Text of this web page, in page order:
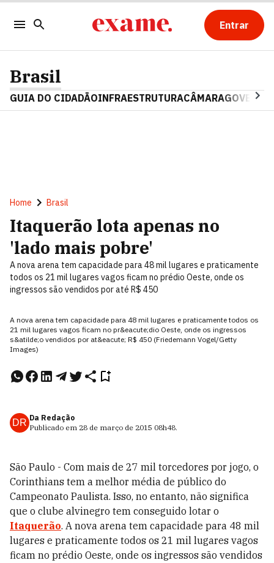
Entrar
Brasil
GUIA DO CIDADÃOINFRAESTRUTURACÂMARAGOVERNO
Home Brasil
Itaquerão lota apenas no
'lado mais pobre'
A nova arena tem capacidade para 48 mil lugares e praticamente
todos os 21 mil lugares vagos ficam no prédio Oeste, onde os
ingressos são vendidos por até R$ 450
A nova arena tem capacidade para 48 mil lugares e praticamente todos os
21 mil lugares vagos ficam no pr&eacute;dio Oeste, onde os ingressos
s&atilde;o vendidos por at&eacute; R$ 450 (Friedemann Vogel/Getty
Images)
DR Da Redação
Publicado em 28 de março de 2015 08h48.
São Paulo - Com mais de 27 mil torcedores por jogo, o
Corinthians tem a melhor média de público do
Campeonato Paulista. Isso, no entanto, não significa
que o clube alvinegro tem conseguido lotar o
Itaquerão. A nova arena tem capacidade para 48 mil
lugares e praticamente todos os 21 mil lugares vagos
ficam no prédio Oeste, onde os ingressos são vendidos